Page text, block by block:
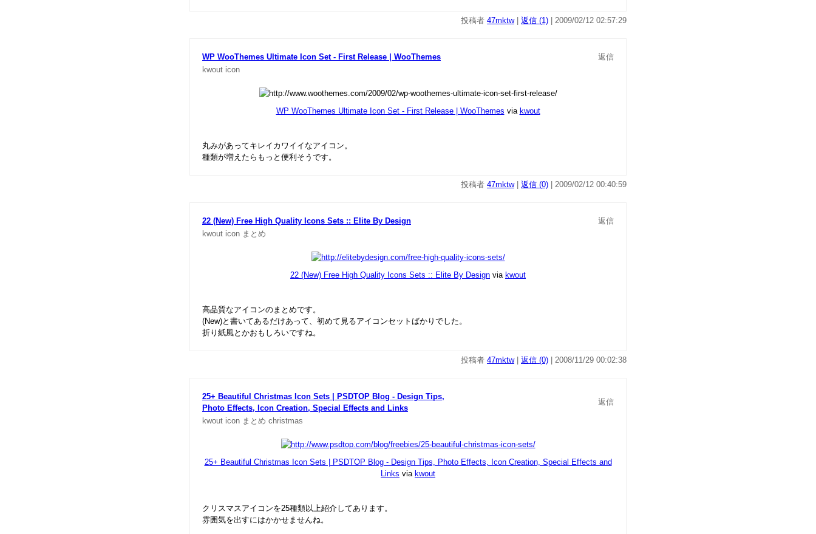
投稿者 47mktw| 返信 (1) | 2009/02/12 02:57:29
WP WooThemes Ultimate Icon Set - First Release | WooThemes
返信
kwout icon
WP WooThemes Ultimate Icon Set - First Release | WooThemes via kwout
丸みがあってキレイカワイイなアイコン。
種類が増えたらもっと便利そうです。
投稿者 47mktw| 返信 (0) | 2009/02/12 00:40:59
22 (New) Free High Quality Icons Sets :: Elite By Design
返信
kwout icon まとめ
22 (New) Free High Quality Icons Sets :: Elite By Design via kwout
高品質なアイコンのまとめです。
(New)と書いてあるだけあって、初めて見るアイコンセットばかりでした。
折り紙風とかおもしろいですね。
投稿者 47mktw| 返信 (0) | 2008/11/29 00:02:38
25+ Beautiful Christmas Icon Sets | PSDTOP Blog - Design Tips,
Photo Effects, Icon Creation, Special Effects and Links
返信
kwout icon まとめ christmas
25+ Beautiful Christmas Icon Sets | PSDTOP Blog - Design Tips, Photo Effects, Icon Creation, Special Effects and
Links via kwout
クリスマスアイコンを25種類以上紹介してあります。
雰囲気を出すにはかかせませんね。